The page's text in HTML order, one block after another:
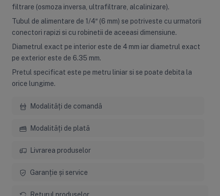
filtrare (osmoza inversa, ultrafiltrare, alcalinizare).
Tubul de alimentare de 1/4″ (6 mm) se potriveste cu urmatorii
conectori rapizi si cu robinetii de aceeasi dimensiune.
Diametrul exact pe interior este de 4 mm iar diametrul exact
pe exterior este de 6.35 mm.
Pretul specificat este pe metru liniar si se poate debita la
orice lungime.
Modalități de comandă
Modalități de plată
Livrarea produselor
Garanție și service